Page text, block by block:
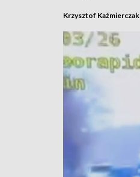
Krzysztof Kaźmierczak